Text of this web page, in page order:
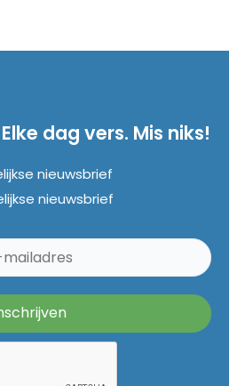
dag vers. Mis niks!
nieuwsbrief
nieuwsbrief